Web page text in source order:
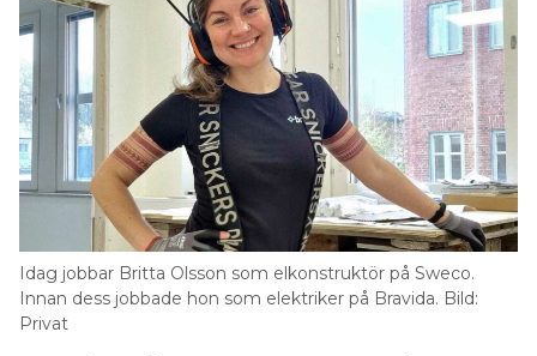
Robert
Andresen
ROBERT ANDRESEN och OSCAR ARVIDSSON
utses till ansvariga för affärsområde
Electronics. Båda anslöt till koncernen
2023 i och med förvärvet av Mastervolt,
som de ägde tillsammans. Formellt blir
Robert Andresen affärsområdeschef. De
efterträder Stefan Bengtsson, som lämnar sin roll.
Idag jobbar Britta Olsson som elkonstruktör på Sweco.
Innan dess jobbade hon som elektriker på Bravida. Bild:
Privat